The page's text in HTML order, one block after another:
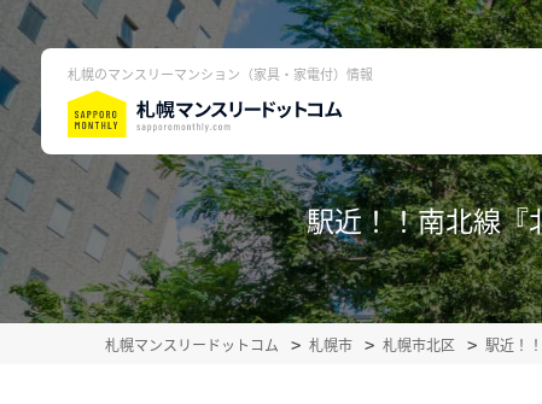
札幌のマンスリーマンション（家具・家電付）情報
駅近！！南北線
札幌マンスリードットコム 札幌市 札幌市北区 駅近！